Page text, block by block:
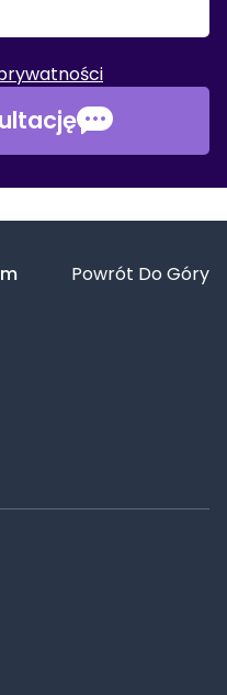
Powrót Do Góry